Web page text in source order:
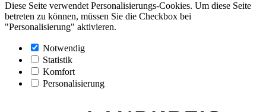
Diese Seite verwendet Personalisierungs-Cookies. Um diese Seite
betreten zu können, müssen Sie die Checkbox bei
"Personalisierung" aktivieren.
Notwendig
Statistik
Komfort
Personalisierung